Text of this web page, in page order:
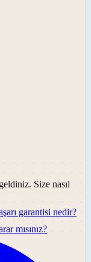
Size nasıl
garantisi nedir?
mısınız?